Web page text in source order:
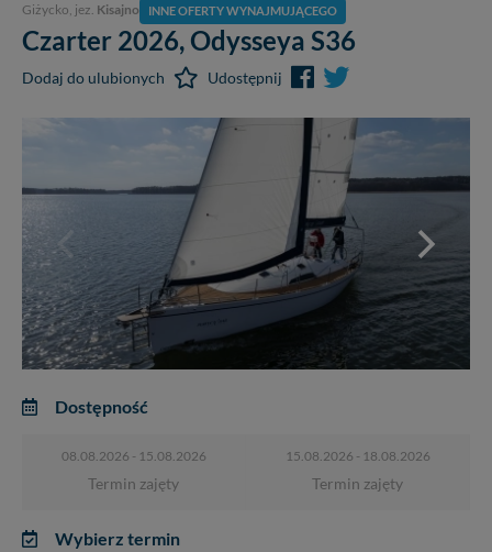
Giżycko, jez. Kisajno INNE OFERTY WYNAJMUJĄCEGO
Czarter 2026, Odysseya S36
Dodaj do ulubionych Udostępnij
Dostępność
08.08.2026 - 15.08.2026
Termin zajęty
15.08.2026 - 18.08.2026
Termin zajęty
Wybierz termin